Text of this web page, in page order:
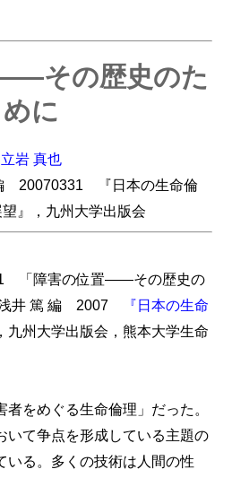
その歴史のた
めに
立岩 真也
20070331 『日本の生命倫
』，九州大学出版会
「障害の位置――その歴史の
浅井 篤 編 2007
『日本の生命
，九州大学出版会，熊本大学生命
をめぐる生命倫理」だった。
いて争点を形成している主題の
いる。多くの技術は人間の性